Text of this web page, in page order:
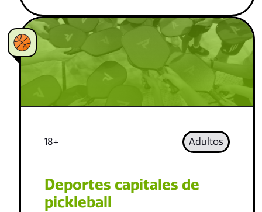
18+ Adultos
Deportes capitales de
pickleball